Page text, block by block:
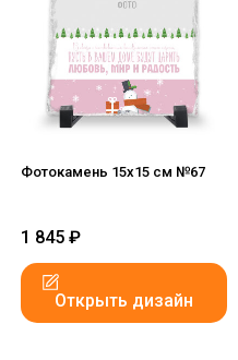
Фотокамень 15х15 см №67
1 845 ₽
Открыть дизайн